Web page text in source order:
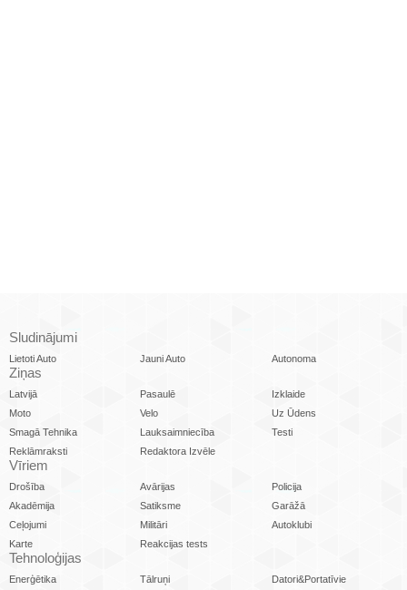
Sludinājumi
Lietoti Auto Jauni Auto Autonoma
Ziņas
Latvijā Pasaulē
Izklaide
Moto
Velo
Uz Ūdens
Smagā Tehnika
Lauksaimniecība
Testi
Reklāmraksti
Redaktora Izvēle
Vīriem
Drošība Avārijas
Policija
Akadēmija
Satiksme
Garāžā
Ceļojumi
Militāri
Autoklubi
Karte
Reakcijas tests
Tehnoloģijas
Enerģētika Tālruņi
Datori&Portatīvie